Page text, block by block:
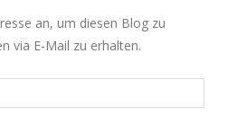
an, um diesen Blog zu
via E-Mail zu erhalten.